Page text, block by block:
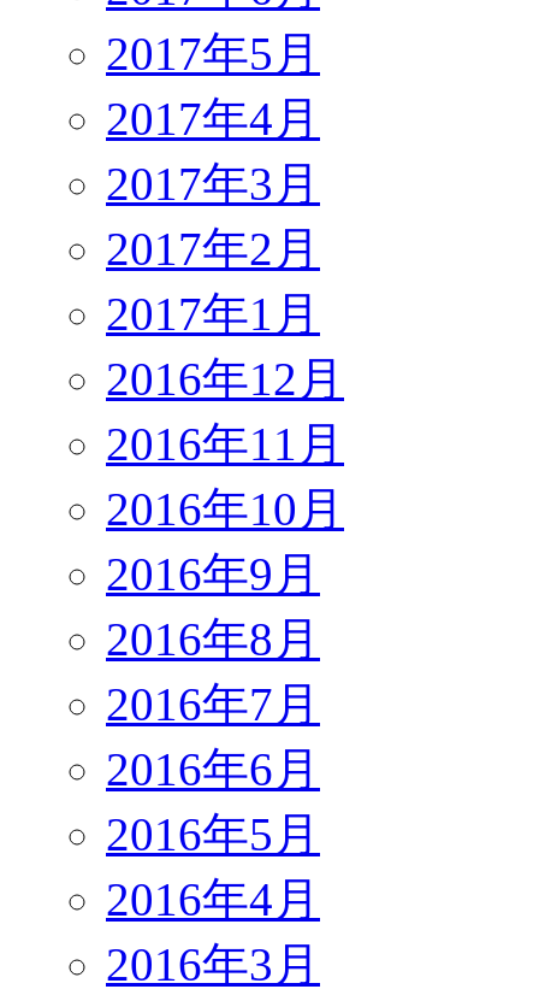
2017年5月
2017年4月
2017年3月
2017年2月
2017年1月
2016年12月
2016年11月
2016年10月
2016年9月
2016年8月
2016年7月
2016年6月
2016年5月
2016年4月
2016年3月